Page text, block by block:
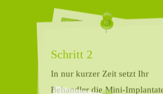
In nur kurzer Zeit setzt Ihr
Behandler die Mini-Implantate.